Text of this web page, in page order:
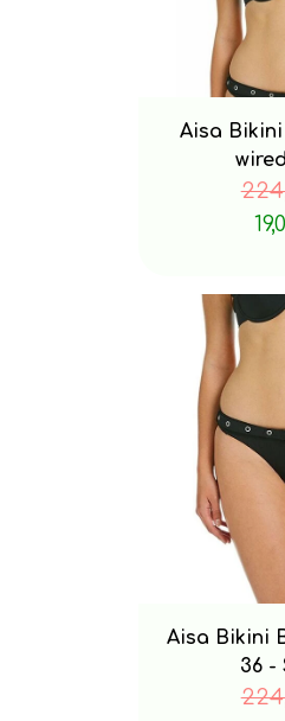
Aisa
Aisa Bikini
36 -